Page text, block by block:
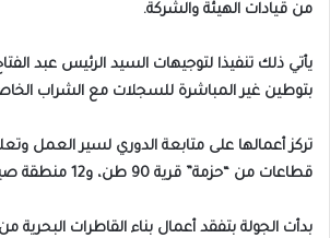
من قيادات الهيئة والشركة.
يأتي ذلك تنفيذا لتوجيهات السيد الرئيس عبد
بتوطين غير المباشرة للسجلات مع الشراب
قطاعات من “حزمة” قرية 90 طن، و12 منطقة صيد عالية البحار.
بدأت الجولة بتفقد أعمال بناء القاطرات البحرية